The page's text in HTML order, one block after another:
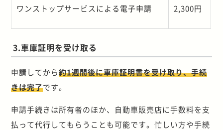
ワンストップサービスによる電子申請 2,300円
3.車庫証明を受け取る
申請してから約1週間後に車庫証明書を受け取り、手続
きは完了です。
申請手続きは所有者のほか、自動車販売店に手数料を支
払って代行してもらうことも可能です。忙しい方や手続